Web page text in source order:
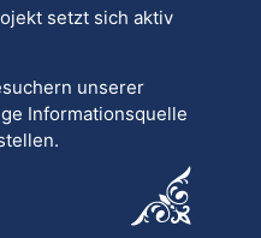
setzt sich aktiv
unserer
Informationsquelle